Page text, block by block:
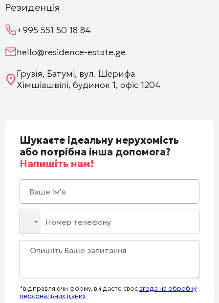
Резиденція
+995 551 50 18 84
hello@residence-estate.ge
Грузія, Батумі, вул. Шерифа
Хімшіашвілі, будинок 1, офіс 1204
Шукаєте ідеальну нерухомість
або потрібна інша допомога?
Напишіть нам!
*відправляючи форму, ви даєте своє згода на обробку
персональних даних